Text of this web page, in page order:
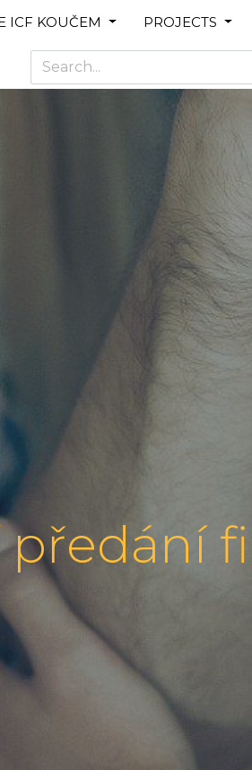
ICF KOUČEM PROJECTS